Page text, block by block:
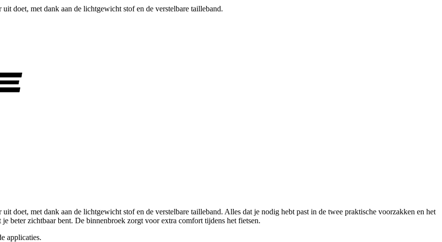
doet, met dank aan de lichtgewicht stof en de verstelbare tailleband.
doet, met dank aan de lichtgewicht stof en de verstelbare tailleband. Alles dat je nodig hebt past in de twee praktische voorzakken en het
beter zichtbaar bent. De binnenbroek zorgt voor extra comfort tijdens het fietsen.
applicaties.